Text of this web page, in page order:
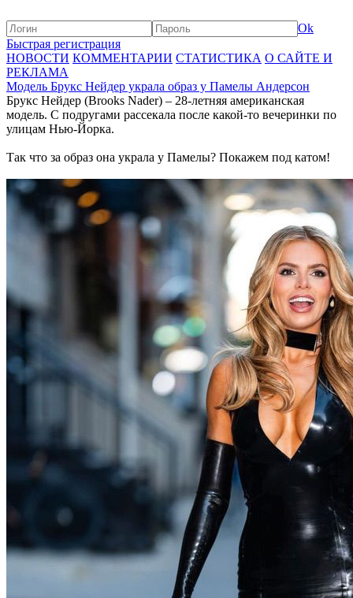
Ok
Быстрая регистрация
НОВОСТИ КОММЕНТАРИИ СТАТИСТИКА О САЙТЕ И
РЕКЛАМА
Модель Брукс Нейдер украла образ у Памелы Андерсон
Брукс Нейдер (Brooks Nader) – 28-летняя американская
модель. С подругами рассекала после какой-то вечеринки по
улицам Нью-Йорка.
Так что за образ она украла у Памелы? Покажем под катом!